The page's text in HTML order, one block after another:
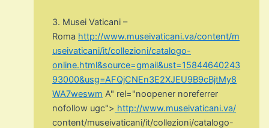
3. Musei Vaticani –
Roma http://www.museivaticani.va/content/m
useivaticani/it/collezioni/catalogo-
online.html&source=gmail&ust=15844640243
93000&usg=AFQjCNEn3E2XJEU9B9cBjtMy8
WA7weswm A" rel="noopener noreferrer
nofollow ugc"> http://www.museivaticani.va/
content/museivaticani/it/collezioni/catalogo-